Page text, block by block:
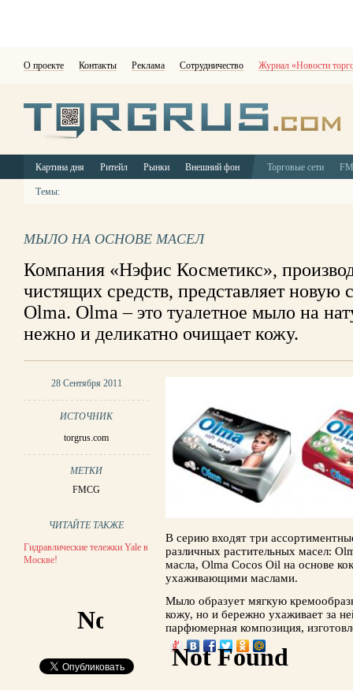
О проекте Контакты Реклама Сотрудничество Журнал «Новости
Картина дня Ритейл Рынки Внешний фон Торговые сети
Темы:
МЫЛО НА ОСНОВЕ МАСЕЛ
Компания «Нэфис Косметикс»,
чистящих средств, представляет новую
Olma. Olma – это туалетное мыло на
нежно и деликатно очищает кожу.
28 Сентября 2011
ИСТОЧНИК
torgrus.com
МЕТКИ
FMCG
ЧИТАЙТЕ ТАКЖЕ
Гидравлические тележки Yale в
Москве!
В серию входят три
различных растительных масел:
масла, Olma Cocos Oil на основе
ухаживающими маслами.
Мыло образует мягкую
кожу, но и бережно ухаживает за
парфюмерная композиция,